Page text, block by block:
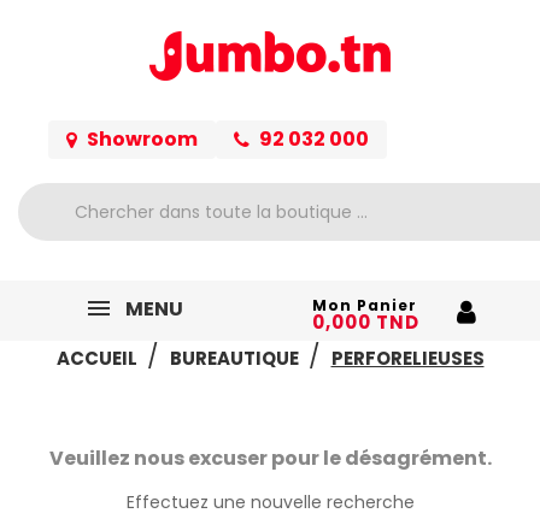
Showroom 92 032 000
MENU Mon Panier
0,000 TND
ACCUEIL
BUREAUTIQUE PERFORELIEUSES
Veuillez nous excuser pour le désagrément.
Effectuez une nouvelle recherche